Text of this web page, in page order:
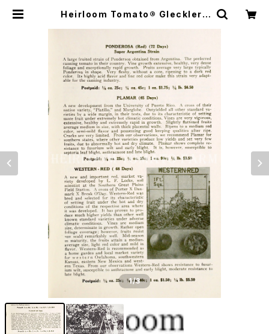
Heirloom Tomato® Glecklers
ム・トマト・グレックラーズ・シードマ
ンズ・ポンデローサ・レッド・スーパ
ー・アルジェンチナ・ストレイン | Hei
rloom Tomato Farm
1/3